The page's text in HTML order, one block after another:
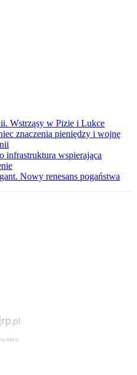
Wstrząsy w Pizie i Lukce
znaczenia pieniędzy i wojnę
infrastruktura wspierająca
Nowy renesans pogaństwa